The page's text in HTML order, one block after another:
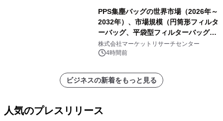
PPS集塵バッグの世界市場（2026年～
2032年）、市場規模（円筒形フィルタ
ーバッグ、平袋型フィルターバッグ、
プリーツフィルターバッグ、その
他）・分析レポートを発表
株式会社マーケットリサーチセンター
4時間前
ビジネスの新着をもっと見る
人気のプレスリリース